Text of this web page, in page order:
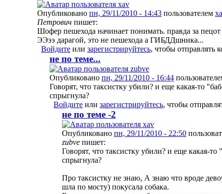
Опубликовано пн, 29/11/2010 - 14:43 пользователем
Петрович пишет:
Шофер пешехода начинает понимать. правда за пецот
ЭЭээ дарагой, это не пешехода а ГИБДДшника...
Войдите или зарегистрируйтесь, чтобы отправлять
не по теме...
Опубликовано пн, 29/11/2010 - 16:44
Говорят, что таксистку убили? и еще какая-то
спрыгнула?
Войдите или зарегистрируйтесь, чтобы
не по теме -2
Опубликовано пн, 29/11/2010 - 22:50
zubve пишет:
Говорят, что таксистку убили? и еще какая-то
спрыгнула?
Про таксистку не знаю, А знаю что вроде
шла по мосту) покусала собака.